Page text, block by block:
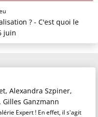
? - C'est quoi le
juin
Alexandra Szpiner,
Ganzmann
Expert ! En effet, il s'agit